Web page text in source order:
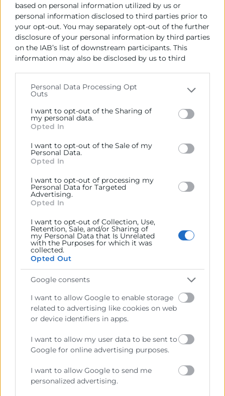
based on personal information utilized by us or
personal information disclosed to third parties prior to
your opt-out. You may separately opt-out of the further
disclosure of your personal information by third parties
on the IAB’s list of downstream participants. This
information may also be disclosed by us to third
Please note that this website/app uses one or more
Google services and may gather and store information
including but not limited to your visit or usage
behaviour. You may click to grant or deny consent to
below specified purposes in below Google consent
section.
Personal Data Processing Opt
Outs
I want to opt-out of the Sharing of
my personal data.
Opted In
I want to opt-out of the Sale of my
Personal Data.
Opted In
I want to opt-out of processing my
Personal Data for Targeted
Advertising.
Opted In
I want to opt-out of Collection, Use,
Retention, Sale, and/or Sharing of
my Personal Data that Is Unrelated
with the Purposes for which it was
collected.
Opted Out
Google consents
I want to allow Google to enable storage
related to advertising like cookies on web
or device identifiers in apps.
I want to allow my user data to be sent to
Google for online advertising purposes.
I want to allow Google to send me
personalized advertising.
A pesar de este contexto, el informe identifica
algunos factores que amortiguan el impacto. Entre
ellos, la menor dependencia energética gracias al
avance de las renovables, la diversificación de las
importaciones energéticas y el posible aumento del
principales motores de la economía valenciana en
determinadas actividades vinculadas a la
tecnología y la defensa,
interna sostenida, aunque más débil.
El informe concluye con una serie de
medidas para contener el impacto de los precios
energéticos y avanzar en la autonomía estratégica.
En el ámbito empresarial, insiste en la necesidad de
reforzar la resiliencia, mejorar la gestión financiera,
diversificar proveedores y apostar por la eficiencia
energética y el autoconsumo, en un contexto de
incertidumbre que podría prolongarse en el tiempo.
Informe (Documento)